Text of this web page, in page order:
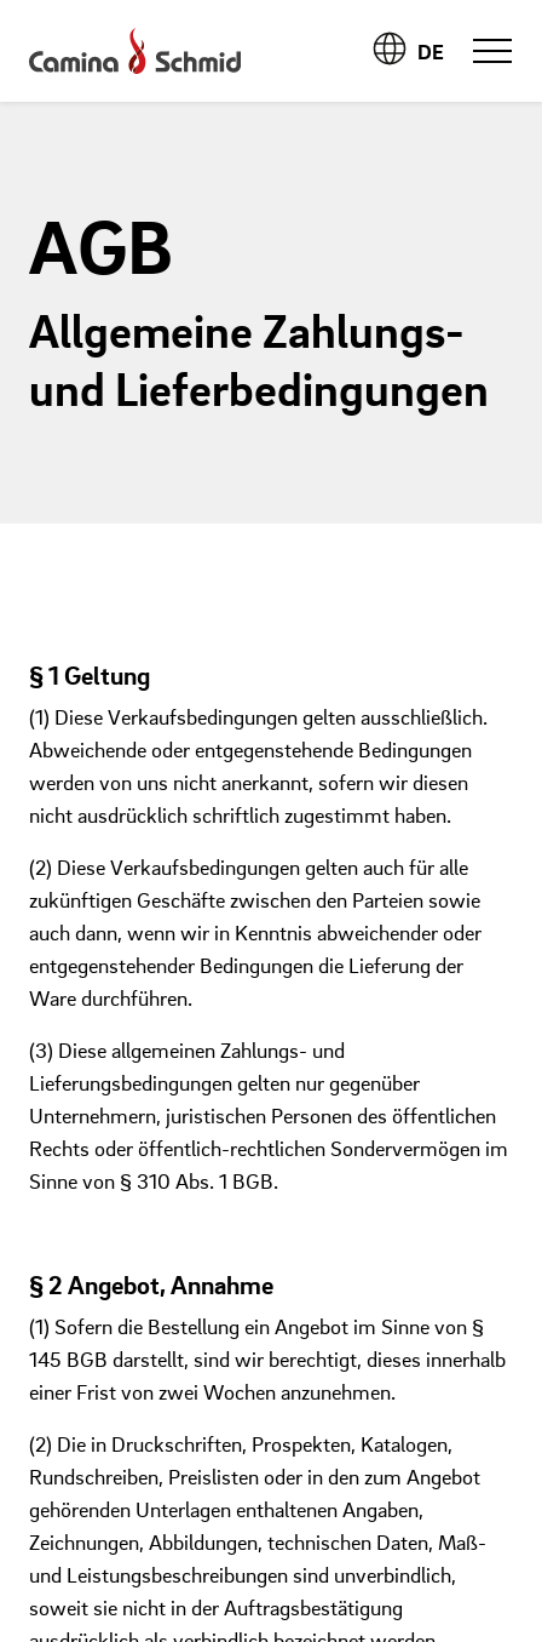
DE
AGB
Allgemeine Zahlungs-
und Lieferbedingungen
§ 1 Geltung
(1) Diese Verkaufsbedingungen gelten ausschließlich.
Abweichende oder entgegenstehende Bedingungen
werden von uns nicht anerkannt, sofern wir diesen
nicht ausdrücklich schriftlich zugestimmt haben.
(2) Diese Verkaufsbedingungen gelten auch für alle
zukünftigen Geschäfte zwischen den Parteien sowie
auch dann, wenn wir in Kenntnis abweichender oder
entgegenstehender Bedingungen die Lieferung der
Ware durchführen.
(3) Diese allgemeinen Zahlungs- und
Lieferungsbedingungen gelten nur gegenüber
Unternehmern, juristischen Personen des öffentlichen
Rechts oder öffentlich-rechtlichen Sondervermögen im
Sinne von § 310 Abs. 1 BGB.
§ 2 Angebot, Annahme
(1) Sofern die Bestellung ein Angebot im Sinne von §
145 BGB darstellt, sind wir berechtigt, dieses innerhalb
einer Frist von zwei Wochen anzunehmen.
(2) Die in Druckschriften, Prospekten, Katalogen,
Rundschreiben, Preislisten oder in den zum Angebot
gehörenden Unterlagen enthaltenen Angaben,
Zeichnungen, Abbildungen, technischen Daten, Maß-
und Leistungsbeschreibungen sind unverbindlich,
soweit sie nicht in der Auftragsbestätigung